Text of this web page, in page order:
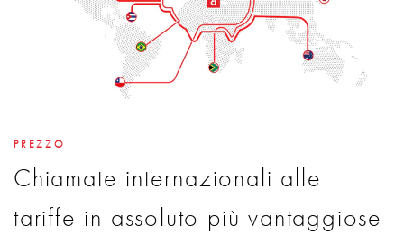
PREZZO
Chiamate internazionali alle
tariffe in assoluto più vantaggiose